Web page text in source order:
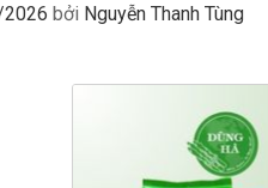
bởi Nguyễn Thanh Tùng